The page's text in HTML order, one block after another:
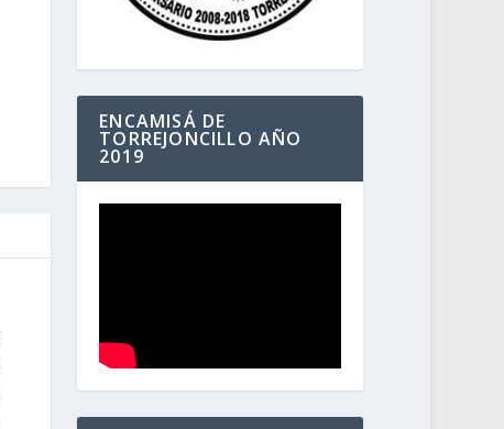
ENCAMISÁ DE
TORREJONCILLO AÑO
2019